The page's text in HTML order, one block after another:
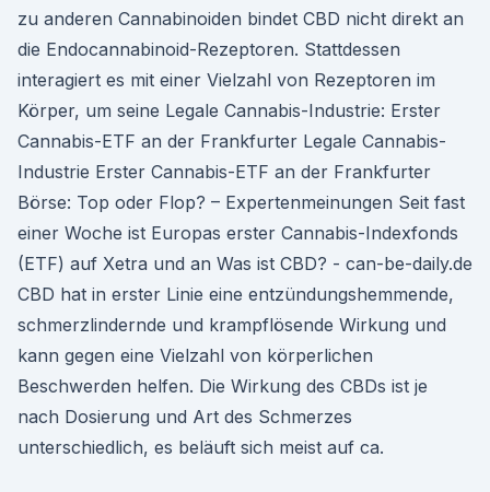
zu anderen Cannabinoiden bindet CBD nicht direkt an
die Endocannabinoid-Rezeptoren. Stattdessen
interagiert es mit einer Vielzahl von Rezeptoren im
Körper, um seine Legale Cannabis-Industrie: Erster
Cannabis-ETF an der Frankfurter Legale Cannabis-
Industrie Erster Cannabis-ETF an der Frankfurter
Börse: Top oder Flop? – Expertenmeinungen Seit fast
einer Woche ist Europas erster Cannabis-Indexfonds
(ETF) auf Xetra und an Was ist CBD? - can-be-daily.de
CBD hat in erster Linie eine entzündungshemmende,
schmerzlindernde und krampflösende Wirkung und
kann gegen eine Vielzahl von körperlichen
Beschwerden helfen. Die Wirkung des CBDs ist je
nach Dosierung und Art des Schmerzes
unterschiedlich, es beläuft sich meist auf ca.